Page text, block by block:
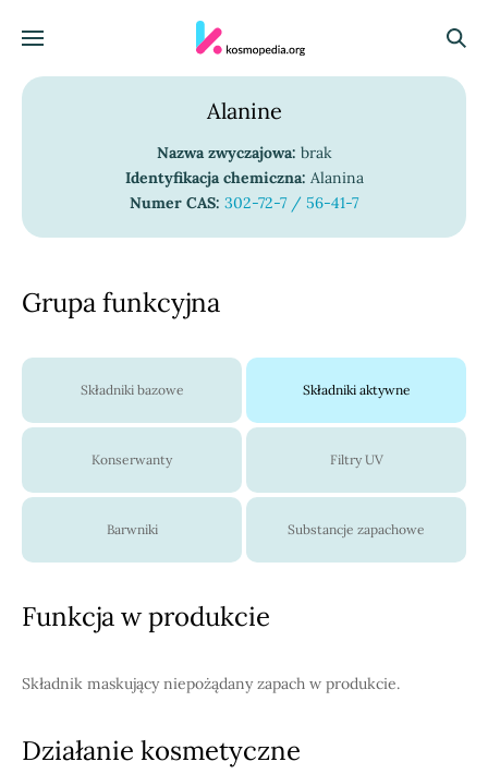
Menu
Alanine
Nazwa zwyczajowa: brak
Identyfikacja chemiczna: Alanina
Numer CAS: 302-72-7 / 56-41-7
Grupa funkcyjna
Składniki bazowe Składniki aktywne
Konserwanty Filtry UV
Barwniki Substancje zapachowe
Funkcja w produkcie
Składnik maskujący niepożądany zapach w produkcie.
Działanie kosmetyczne